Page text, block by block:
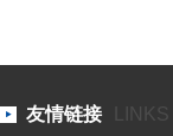
友情链接 LINKS